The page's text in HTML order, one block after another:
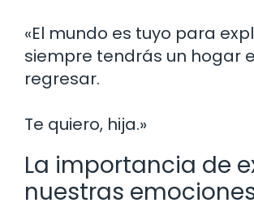
«El mundo es tuyo para
siempre tendrás un hogar
regresar.
Te quiero, hija.»
La importancia de
nuestras